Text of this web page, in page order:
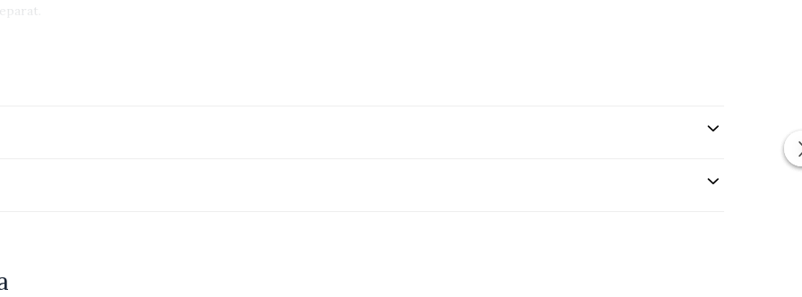
selectați culoarea la achiziție. În caz contrar, va fi selectată aleatoriu.
copiilor de la 12 luni.